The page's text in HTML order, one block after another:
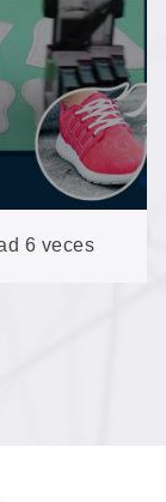
6 veces